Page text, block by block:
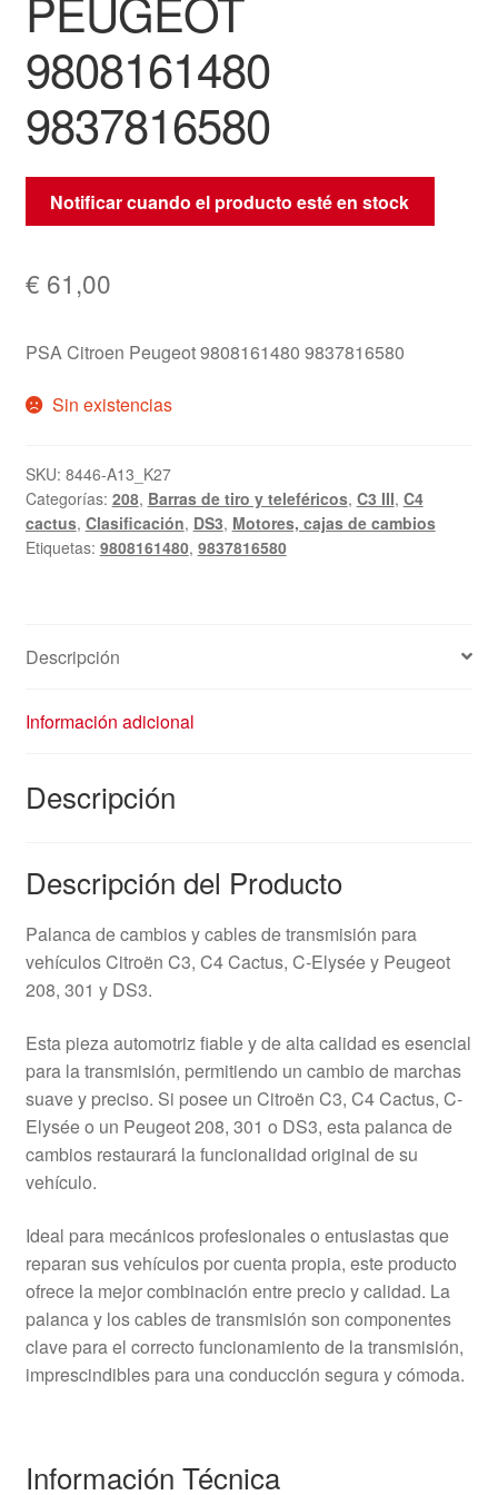
9808161480
9837816580
Notificar cuando el producto esté en stock
€ 61,00
PSA Citroen Peugeot 9808161480 9837816580
Sin existencias
SKU: 8446-A13_K27
Categorías: 208, Barras de tiro y teleféricos, C3 III, C4
cactus, Clasificación, DS3, Motores, cajas de cambios
Etiquetas: 9808161480, 9837816580
Descripción
Información adicional
Descripción
Descripción del Producto
Palanca de cambios y cables de transmisión para
vehículos Citroën C3, C4 Cactus, C-Elysée y Peugeot
208, 301 y DS3.
Esta pieza automotriz fiable y de alta calidad es esencial
para la transmisión, permitiendo un cambio de marchas
suave y preciso. Si posee un Citroën C3, C4 Cactus, C-
Elysée o un Peugeot 208, 301 o DS3, esta palanca de
cambios restaurará la funcionalidad original de su
vehículo.
Ideal para mecánicos profesionales o entusiastas que
reparan sus vehículos por cuenta propia, este producto
ofrece la mejor combinación entre precio y calidad. La
palanca y los cables de transmisión son componentes
clave para el correcto funcionamiento de la transmisión,
imprescindibles para una conducción segura y cómoda.
Información Técnica